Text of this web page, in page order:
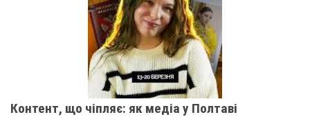
Контент, що чіпляє: як медіа у Полтаві